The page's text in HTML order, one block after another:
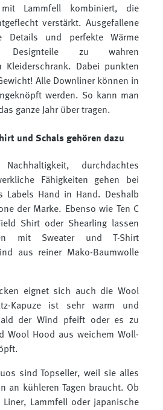
Lammfell kombiniert, die
verstärkt. Ausgefallene
Details und perfekte Wärme
Designteile zu wahren
Kleiderschrank. Dabei punkten
Alle Downliner können in
werden. So kann man
ganze Jahr über tragen.
und Schals gehören dazu
durchdachtes
Fähigkeiten gehen bei
Labels Hand in Hand. Deshalb
der Marke. Ebenso wie Ten C
Shirt oder Shearling lassen
mit Sweater und T-Shirt
aus reiner Mako-Baumwolle
eignet sich auch die Wool
Kapuze ist sehr warm und
der Wind pfeift oder es zu
Wool Hood aus weichem Woll-
sind Topseller, weil sie alles
an kühleren Tagen braucht. Ob
Liner, Lammfell oder japanische